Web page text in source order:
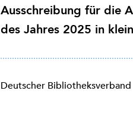
Ausschreibung für die
des Jahres 2025 in
Deutscher Bibliotheksverband